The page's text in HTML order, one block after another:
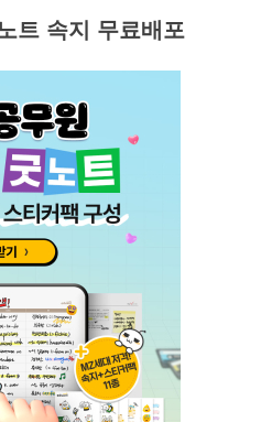
트 속지 무료배포